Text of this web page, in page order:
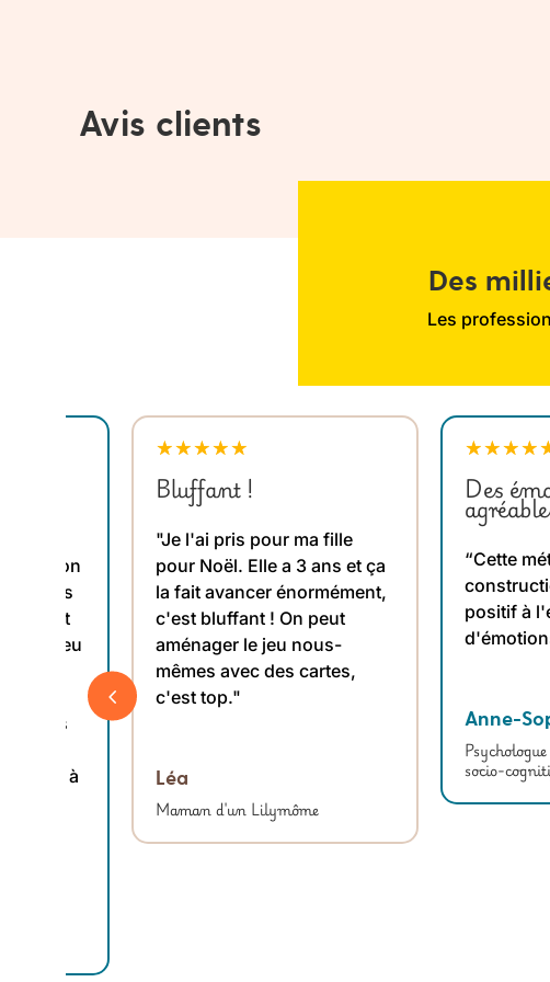
Avis clients
Des
Les
4
de mon
est très
aiment
Ce jeu
des
à
★★★★★
Bluffant !
"Je l'ai pris pour ma fille
pour Noël. Elle a 3 ans et ça
la fait avancer énormément,
c'est bluffant ! On peut
aménager le jeu nous-
mêmes avec des cartes,
c'est top."
Léa
Maman d'un Lilymôme
★★★★
Des
“Cette
positif à
Anne-
socio-